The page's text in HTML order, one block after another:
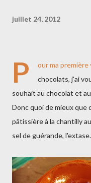
juillet 24, 2012
P
our ma
chocolats, j'ai
souhait au chocolat et
Donc quoi de mieux que
pâtissière à la chantilly
sel de guérande,